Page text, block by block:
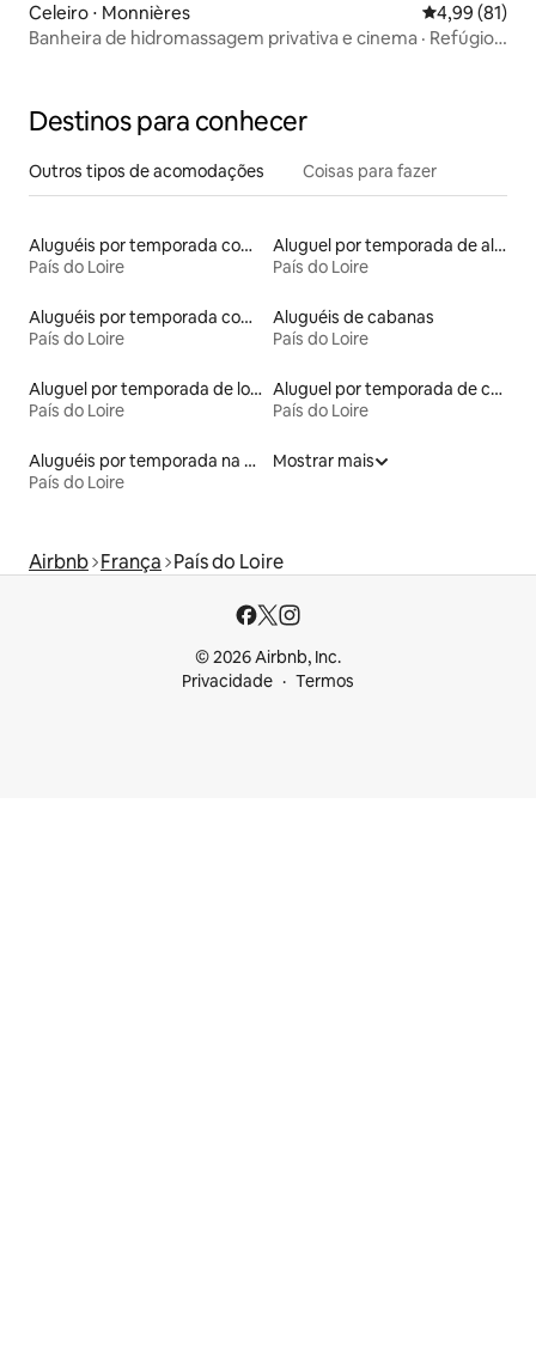
Celeiro ⋅ Monnières 4,99 de uma
4,99 (81)
Banheira de hidromassagem privativa e cinema · Refúgio
Destinos para conhecer
Outros tipos de acomodações Coisas para fazer
Aluguéis por temporada com banheiro para PCD
País do Loire
Aluguel por temporada de alojamentos ecológicos
País do Loire
Aluguéis por temporada com caiaque
País do Loire
Aluguéis de cabanas
País do Loire
Aluguel por temporada de lofts
País do Loire
Aluguel por temporada de casas-barco
País do Loire
Aluguéis por temporada na orla
País do Loire
Mostrar mais
Airbnb França País do Loire
© 2026 Airbnb, Inc.
Privacidade
Termos